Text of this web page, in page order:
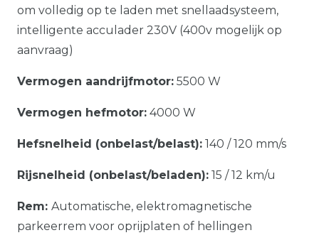
om volledig op te laden met snellaadsysteem,
intelligente acculader 230V (400v mogelijk op
aanvraag)
Vermogen aandrijfmotor: 5500 W
Vermogen hefmotor: 4000 W
Hefsnelheid (onbelast/belast): 140 / 120 mm/s
Rijsnelheid (onbelast/beladen): 15 / 12 km/u
Rem: Automatische, elektromagnetische
parkeerrem voor oprijplaten of hellingen